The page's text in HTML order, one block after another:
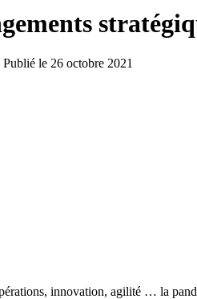
Publié le 26 octobre 2021
innovation, agilité … la